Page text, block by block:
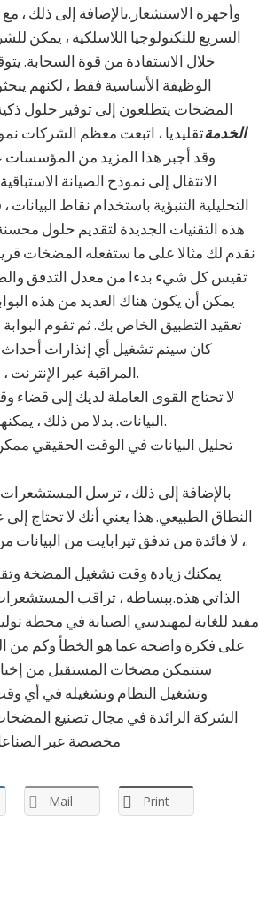
السريع للتكنولوجيا اللاسلكية ، يمكن
خلال الاستفادة من قوة السحابة.
الوظيفة الأساسية فقط ، لكنهم
المضخات يتطلعون إلى توفير حلول ذكية
الخدمةتقليديا ، اتبعت معظم الشركات
الانتقال إلى نموذج الصيانة
التحليلية التنبؤية باستخدام نقاط
هذه التقنيات الجديدة لتقديم حلول
نقدم لك مثالا على ما ستفعله المضخات
تقيس كل شيء بدءا من معدل التدفق
تعقيد التطبيق الخاص بك. ثم تقوم البوابة
كان سيتم تشغيل أي إنذارات أحداث
المراقبة عبر الإنترنت ، مثل النظام الموضح أعلاه ، فإنك تحصل على الكثير من الفوائد.
لا تحتاج القوى العاملة لديك إلى قضاء
البيانات. بدلا من ذلك ، يمكنهم استخدام البيانات المتراكمة لإدارة الأصول وتشخيصها.
تحليل البيانات في الوقت الحقيقي
بالإضافة إلى ذلك ، ترسل
النطاق الطبيعي. هذا يعني أنك لا
، لا فائدة من تدفق تيرابايت من البيانات من مضخة صحية على طول الطريق إلى السحابة الرسمية.
يمكنك زيادة وقت تشغيل المضخة
الذاتي هذه.ببساطة ، تراقب
مفيد للغاية لمهندسي الصيانة في محطة
على فكرة واضحة عما هو الخطأ وكم من
ستتمكن مضخات المستقبل من
وتشغيل النظام وتشغيله في أي
مخصصة عبر
Mail Print